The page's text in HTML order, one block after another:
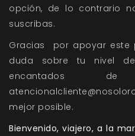
opción, de lo contrario
suscribas.
Gracias por apoyar este
duda sobre tu nivel de
encantados
mejor posible.
Bienvenido, viajero, a la